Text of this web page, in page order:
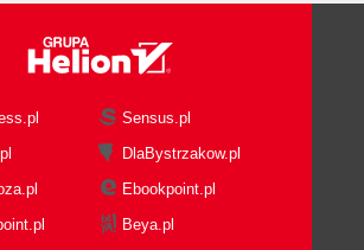
Sensus.pl
DlaBystrzakow.pl
Ebookpoint.pl
Beya.pl